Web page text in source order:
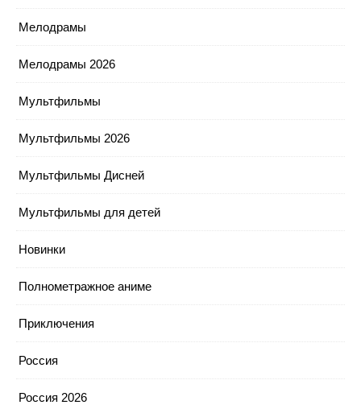
Мелодрамы
Мелодрамы 2026
Мультфильмы
Мультфильмы 2026
Мультфильмы Дисней
Мультфильмы для детей
Новинки
Полнометражное аниме
Приключения
Россия
Россия 2026